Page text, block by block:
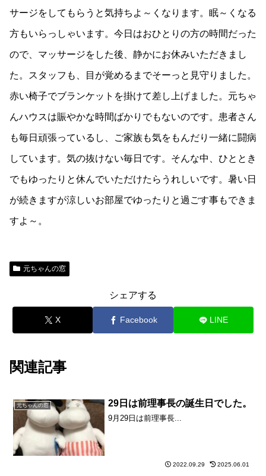
サージをしてもらうと気持ちよ～くなります。眠～くなる
方もいらっしゃいます。今日はおひとりの方の時間だった
ので、マッサージをした後、静かにお休みいただきまし
た。スタッフも、目が覚めるまでそーっと見守りました。
赤い椅子でブランケットを掛けて差し上げました。元ちゃ
んハウスは賑やかな時間ばかりでもないのです。患者さん
も毎日頑張っているし、ご家族も気をもんだり一緒に闘病
しています。気の抜けない毎日です。そんな中、ひととき
でもゆったりと休んでいただけたらうれしいです。暑い日
が続きますが涼しいお部屋でゆったりと過ごす事もできま
すよ～。
元ちゃんの窓
シェアする
X Facebook LINE
関連記事
元ちゃんの窓 29日は前理事長の誕生日でした。
9月29日は前理事長...
2022.09.29 2025.06.01